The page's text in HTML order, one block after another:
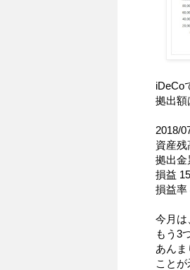
iDeCo
拠出額
2018/
資産残
拠出金
損益
損益率
今月は
もう3
あん
ことが